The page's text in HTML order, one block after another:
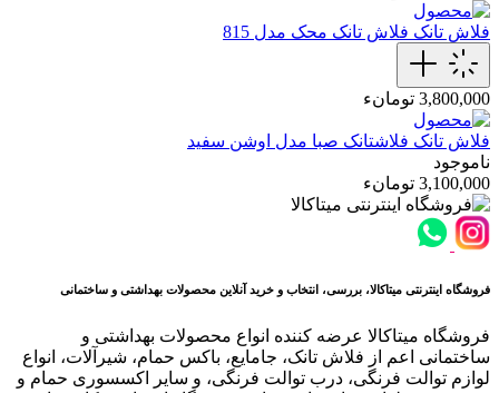
فلاش تانک فلاش تانک محک مدل 815
3,800,000 تومانء
فلاش تانک فلاشتانک صبا مدل اوشن سفید
ناموجود
3,100,000 تومانء
فروشگاه اینترنتی میتاکالا، بررسی، انتخاب و خرید آنلاین محصولات بهداشتی و ساختمانی
فروشگاه میتاکالا عرضه کننده انواع محصولات بهداشتی و
ساختمانی اعم از فلاش تانک، جامایع، باکس حمام، شیرآلات، انواع
لوازم توالت فرنگی، درب توالت فرنگی، و سایر اکسسوری حمام و